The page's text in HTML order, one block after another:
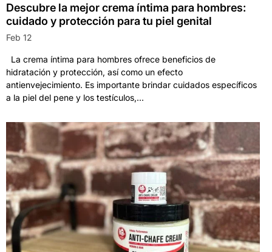
Descubre la mejor crema íntima para hombres:
cuidado y protección para tu piel genital
Feb 12
La crema íntima para hombres ofrece beneficios de
hidratación y protección, así como un efecto
antienvejecimiento. Es importante brindar cuidados específicos
a la piel del pene y los testículos,...